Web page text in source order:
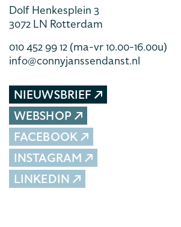
Dolf Henkesplein 3
3072 LN Rotterdam
010 452 99 12 (ma-vr 10.00-16.00u)
info@connyjanssendanst.nl
NIEUWSBRIEF
WEBSHOP
FACEBOOK
INSTAGRAM
LINKEDIN